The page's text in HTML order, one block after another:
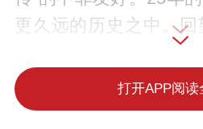
更久远的历史之中。
1971年，第二十六届
打开APP阅读